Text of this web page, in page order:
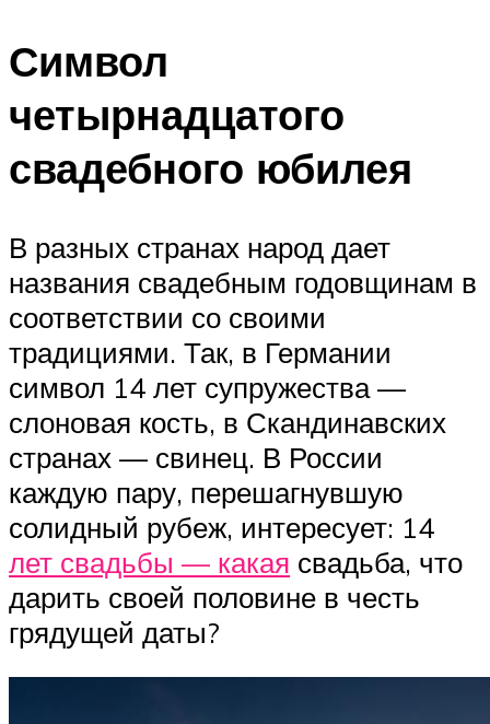
Символ
четырнадцатого
свадебного юбилея
В разных странах народ дает
названия свадебным годовщинам в
соответствии со своими
традициями. Так, в Германии
символ 14 лет супружества —
слоновая кость, в Скандинавских
странах — свинец. В России
каждую пару, перешагнувшую
солидный рубеж, интересует: 14
лет свадьбы — какая свадьба, что
дарить своей половине в честь
грядущей даты?